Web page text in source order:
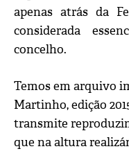
apenas atrás da
considerada
concelho.
Temos em arquivo
Martinho, edição
transmite
que na altura